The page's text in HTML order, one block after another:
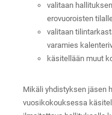
valitaan
erovuoroisten
valitaan
varamies
käsitellään muut
Mikäli yhdistyksen jäsen
vuosikokouksessa